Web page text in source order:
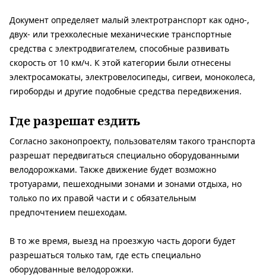
Документ определяет малый электротранспорт как одно-,
двух- или трехколесные механические транспортные
средства с электродвигателем, способные развивать
скорость от 10 км/ч. К этой категории были отнесены
электросамокаты, электровелосипеды, сигвеи, моноколеса,
гироборды и другие подобные средства передвижения.
Где разрешат ездить
Согласно законопроекту, пользователям такого транспорта
разрешат передвигаться специально оборудованными
велодорожками. Также движение будет возможно
тротуарами, пешеходными зонами и зонами отдыха, но
только по их правой части и с обязательным
предпочтением пешеходам.
В то же время, выезд на проезжую часть дороги будет
разрешаться только там, где есть специально
оборудованные велодорожки.